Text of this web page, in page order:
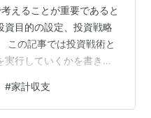
えることが重要であると
資目的の設定、投資戦略
この記事では投資戦術と
行していくかを書きた
3つです。 子供の学費
学卒業までの教育資金を
#家計収支